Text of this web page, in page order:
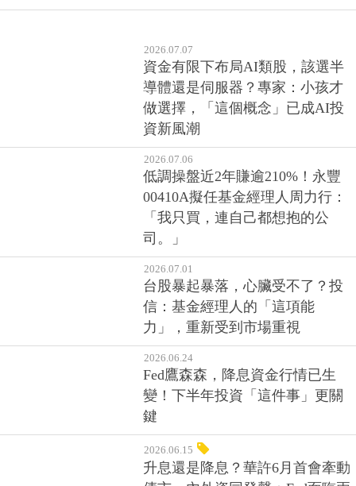
2026.07.07
資金有限下布局AI類股，該選半
導體還是伺服器？專家：小孩才
做選擇，「這個概念」已成AI投
資新風潮
2026.07.06
低調操盤近2年賺逾210%！永豐
00410A擬任基金經理人周力行：
「我只買，連自己都想抱的公
司。」
2026.07.01
台股暴起暴落，心臟受不了？投
信：基金經理人的「這項能
力」，重新受到市場重視
2026.06.24
Fed鷹森森，降息資金行情已生
變！下半年投資「這件事」更關
鍵
2026.06.15